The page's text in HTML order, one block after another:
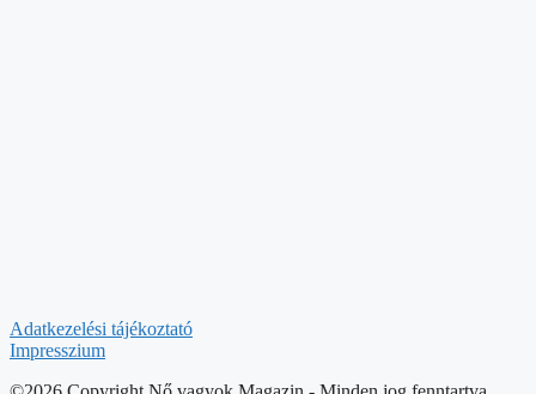
Adatkezelési tájékoztató
Impresszium